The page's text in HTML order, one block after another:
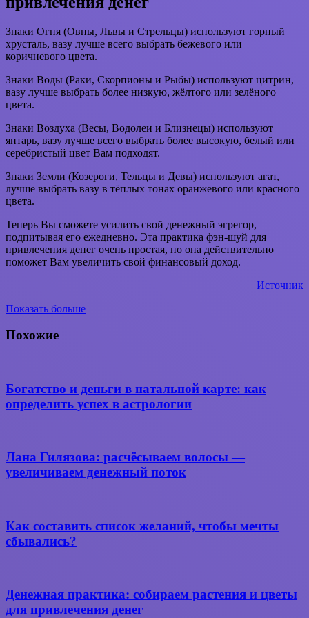
Знаки Огня (Овны, Львы и Стрельцы) используют горный
хрусталь, вазу лучше всего выбрать бежевого или
коричневого цвета.
Знаки Воды (Раки, Скорпионы и Рыбы) используют цитрин,
вазу лучше выбрать более низкую, жёлтого или зелёного
цвета.
Знаки Воздуха (Весы, Водолеи и Близнецы) используют
янтарь, вазу лучше всего выбрать более высокую, белый или
серебристый цвет Вам подходят.
Знаки Земли (Козероги, Тельцы и Девы) используют агат,
лучше выбрать вазу в тёплых тонах оранжевого или красного
цвета.
Теперь Вы сможете усилить свой денежный эгрегор,
подпитывая его ежедневно. Эта практика фэн-шуй для
привлечения денег очень простая, но она действительно
поможет Вам увеличить свой финансовый доход.
Источник
Показать больше
через
Похожие
Богатство и деньги в натальной карте: как
определить успех в астрологии
Лана Гилязова: расчёсываем волосы —
увеличиваем денежный поток
Как составить список желаний, чтобы мечты
сбывались?
Денежная практика: собираем растения и цветы
для привлечения денег